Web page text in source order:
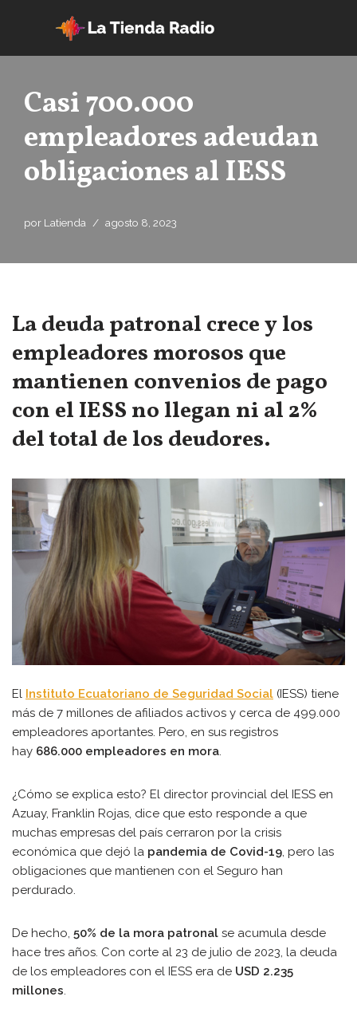
Casi 700.000
empleadores adeudan
obligaciones al IESS
por Latienda agosto 8, 2023
La deuda patronal crece y los
empleadores morosos que
mantienen convenios de pago
con el IESS no llegan ni al 2%
del total de los deudores.
El Instituto Ecuatoriano de Seguridad Social (IESS) tiene
más de 7 millones de afiliados activos y cerca de 499.000
empleadores aportantes. Pero, en sus registros
hay 686.000 empleadores en mora.
¿Cómo se explica esto? El director provincial del IESS en
Azuay, Franklin Rojas, dice que esto responde a que
muchas empresas del país cerraron por la crisis
económica que dejó la pandemia de Covid-19, pero las
obligaciones que mantienen con el Seguro han
perdurado.
De hecho, 50% de la mora patronal se acumula desde
hace tres años. Con corte al 23 de julio de 2023, la deuda
de los empleadores con el IESS era de USD 2.235
millones.